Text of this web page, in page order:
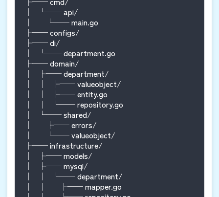
│   └── api/
│       └── main.go
├── configs/
├── di/
│   └── department.go
├── domain/
│   ├── department/
│   │   ├── valueobject/
│   │   ├── entity.go
│   │   └── repository.go
│   └── shared/
│       ├── errors/
│       └── valueobject/
├── infrastructure/
│   ├── models/
│   ├── mysql/
│   │   └── department/
│   │       ├── mapper.go